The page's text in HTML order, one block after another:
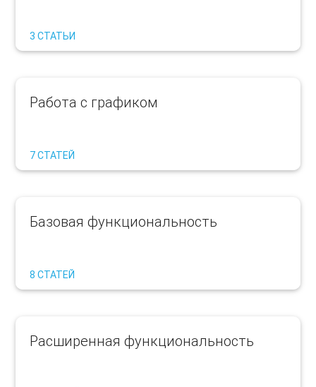
3 СТАТЬИ
Работа с графиком
7 СТАТЕЙ
Базовая функциональность
8 СТАТЕЙ
Расширенная функциональность